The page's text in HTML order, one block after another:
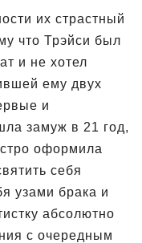
их страстный
что Трэйси был
и не хотел
ему двух
и
замуж в 21 год,
оформила
себя
узами брака и
абсолютно
с очередным